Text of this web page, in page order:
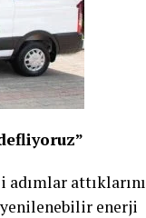
attıklarını
enerji